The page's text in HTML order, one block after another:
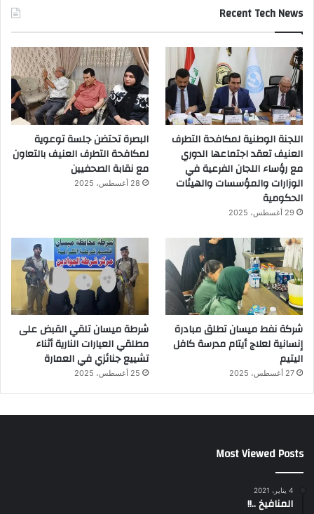
Recent Tech News
اللجنة الوطنية لمكافحة التطرف
العنيف تعقد اجتماعها الدوري
مع رؤساء اللجان الفرعية في
الوزارات والمؤسسات والهيئات
الحكومية
29 أغسطس، 2025
البصرة تحتضن جلسة توعوية
لمكافحة التطرف العنيف بالتعاون
مع نقابة الصحفيين
28 أغسطس، 2025
شركة نفط ميسان تطلق مبادرة
إنسانية لعلاج أيتام مدرسة كافل
اليتيم
27 أغسطس، 2025
شرطة ميسان تلقي القبض على
مطلقي العيارات النارية أثناء
تشييع جنائزي في العمارة
25 أغسطس، 2025
Most Viewed Posts
4 يناير، 2021
المنافيخ ..!!